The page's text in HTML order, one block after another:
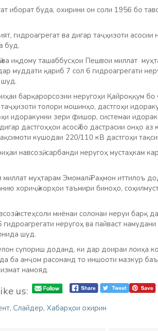
иборат буда, охирини он соли 1956 бо
гидроагрегат ва дигар таҷҳизоти асосии
буд.
ва иқдому ташаббусҳои Пешвои миллат
муддати қариб 7 сол 6 гидроагрегати
барқарорсозии неругоҳи Қайроққум
толори мошинҳо, дастгоҳи
идоракунии зери фишор, системаи
дастгоҳҳои асосӣ бо дастрасии онҳо
кушодаи 220/110 кВ дастгоҳи
навсозӣ, сарбанди неругоҳ мустаҳкам
муҳтарам Эмомалӣ Раҳмон иттилоъ
хориҷӣ корҳои таъмири биноҳо,
истеҳсоли миёнаи солонаи неруи барқ
неругоҳ ва пайваст
шуд.
супориш доданд, ки дар доираи лоиҳа
ба анҷом расонанд то иншооти мазкур
намояд.
us:
, Слайдер, Хабарҳои охирин